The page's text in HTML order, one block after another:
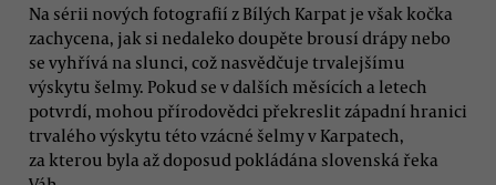
Na sérii nových fotografií z Bílých Karpat je však kočka
zachycena, jak si nedaleko doupěte brousí drápy nebo
se vyhřívá na slunci, což nasvědčuje trvalejšímu
výskytu šelmy. Pokud se v dalších měsících a letech
potvrdí, mohou přírodovědci překreslit západní hranici
trvalého výskytu této vzácné šelmy v Karpatech,
za kterou byla až doposud pokládána slovenská řeka